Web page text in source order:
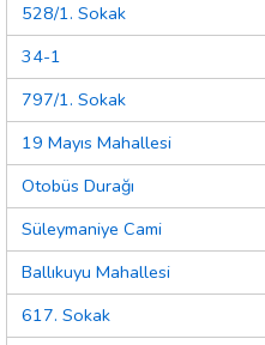
528/1. Sokak
34-1
797/1. Sokak
19 Mayıs Mahallesi
Otobüs Durağı
Süleymaniye Cami
Ballıkuyu Mahallesi
617. Sokak